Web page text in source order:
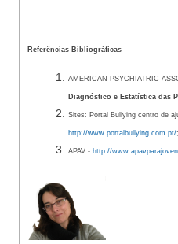
Referências Bibliográficas
AMERICAN PSYCHIATRIC
Diagnóstico e Estatística das
Sites: Portal Bullying centro de
http://www.portalbullying.com.pt/;
APAV - http://